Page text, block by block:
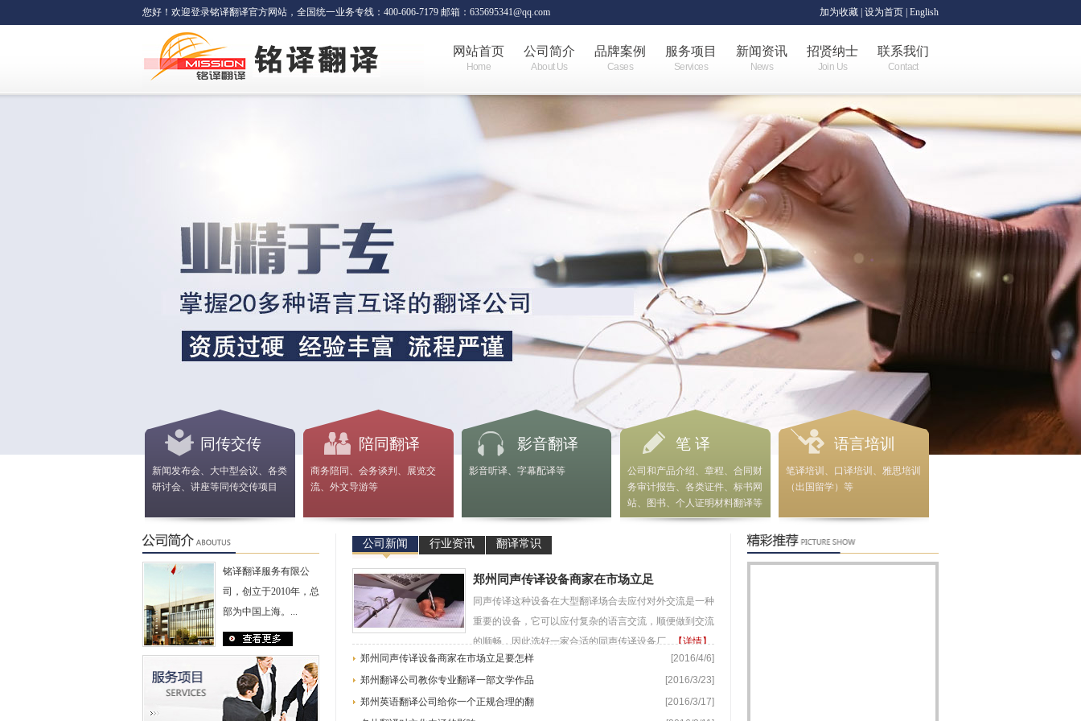
加为收藏 设为首页 | English
您好！欢迎登录铭译翻译官方网站，全国统一业务专线：400-606-7179 邮箱：635695341@qq.com
联系我们
Contact
招贤纳士
Join Us
新闻资讯
News
服务项目
Services
品牌案例
Cases
公司简介
About Us
网站首页
Home
同传交传
新闻发布会、大中型会议、各类
研讨会、讲座等同传交传项目
陪同翻译
商务陪同、会务谈判、展览交
流、外文导游等
影音翻译
影音听译、字幕配译等
笔 译
公司和产品介绍、章程、合同财
务审计报告、各类证件、标书网
站、图书、个人证明材料翻译等
语言培训
笔译培训、口译培训、雅思培训
（出国留学）等
铭译翻译服务有限公
司，创立于2010年，总
部为中国上海。...
公司新闻 行业资讯 翻译常识
郑州同声传译设备商家在市场立足
同声传译这种设备在大型翻译场合去应付对外交流是一种
重要的设备，它可以应付复杂的语言交流，顺便做到交流
的顺畅，因此选好一家合适的同声传译设备厂...【详情】
[2016/4/6]
郑州同声传译设备商家在市场立足要怎样
[2016/3/23]
郑州翻译公司教你专业翻译一部文学作品
[2016/3/17]
郑州英语翻译公司给你一个正规合理的翻